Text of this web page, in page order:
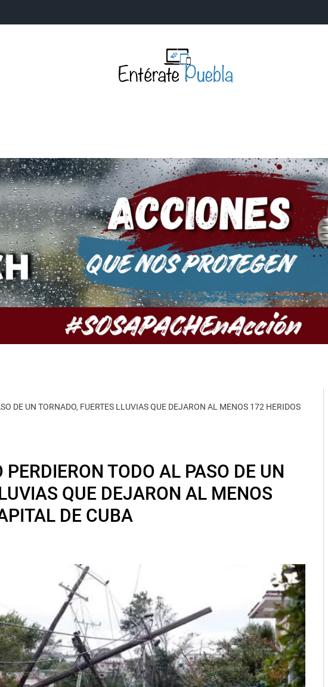
CIENCIA Y TECNOLOGÍA OPINIÓN SOCIEDAD ANUNCIOS
DE UN TORNADO, FUERTES LLUVIAS QUE DEJARON AL MENOS 172 HERIDOS
TODO AL PASO DE UN
QUE DEJARON AL MENOS
DE CUBA